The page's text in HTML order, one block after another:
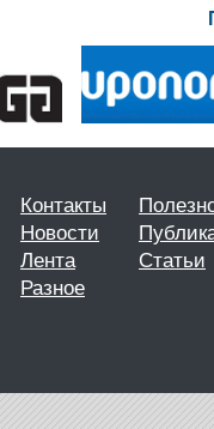
Контакты
Новости
Лента
Статьи
Разное